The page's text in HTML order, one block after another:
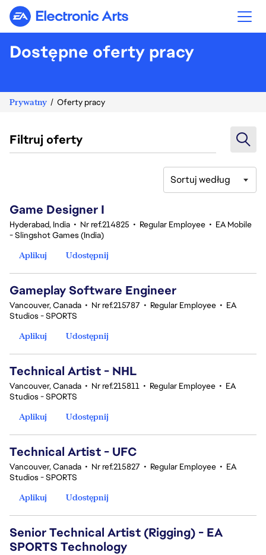
Electronic Arts
Dostępne oferty pracy
Prywatny Oferty pracy
Filtruj oferty
Sortuj według
Game Designer I
Hyderabad, India • Nr ref.214825 • Regular Employee • EA Mobile
- Slingshot Games (India)
Aplikuj
Udostępnij
Gameplay Software Engineer
Vancouver, Canada • Nr ref.215787 • Regular Employee • EA
Studios - SPORTS
Aplikuj
Udostępnij
Technical Artist - NHL
Vancouver, Canada • Nr ref.215811 • Regular Employee • EA
Studios - SPORTS
Aplikuj
Udostępnij
Technical Artist - UFC
Vancouver, Canada • Nr ref.215827 • Regular Employee • EA
Studios - SPORTS
Aplikuj
Udostępnij
Senior Technical Artist (Rigging) - EA
SPORTS Technology